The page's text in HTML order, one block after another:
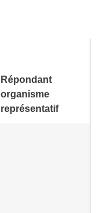
Répondant
organisme
représentatif